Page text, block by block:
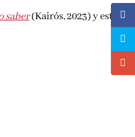
saber(Kairós, 2023) y este